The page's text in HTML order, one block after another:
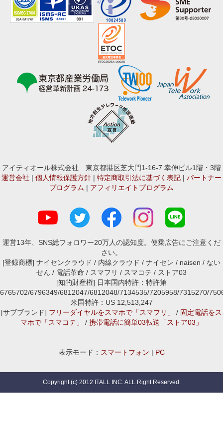
アイティオール株式会社 東京都港区芝大門1-16-7 幸伸ビル1階・3階
運営会社 | 個人情報保護方針 | 特定商取引法に基づく表記 | パートナー
プログラム | アフィリエイトプログラム
運営13年、SNS総フォロワー20万人の認知度。便乗広告にご注意くだ
さい。
[登録商標] ナイセンクラウド / 内線クラウド / ナイセン / naisen / ない
せん / 電話革命 / スマフリ / スマコテ / ストア03
[知的財産権] 日本国内特許：特許第
6765702/6796349/6812047/6812048/7134535/7205958/7315270/
米国特許：US 12,513,247
[サブブランド] フリーダイヤルをスマホで「スマフリ」 / 固定電話をス
マホで「スマコテ」
/ 携帯電話に簡単03転送「ストア03」
表示モード： スマートフォン | PC
Copyright (c) 2012 ITALL INC. ALL Right Reserved.